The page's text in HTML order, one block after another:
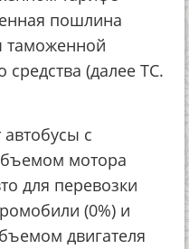
пошлина
таможенной
средства (далее ТС.
с
мотора
для перевозки
(0%) и
двигателя